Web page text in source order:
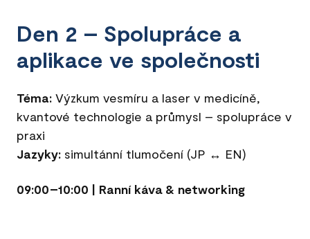
Den 2 – Spolupráce a
aplikace ve společnosti
Téma: Výzkum vesmíru a laser v medicíně,
kvantové technologie a průmysl – spolupráce v
praxi
Jazyky: simultánní tlumočení (JP ↔ EN)
09:00–10:00 | Ranní káva & networking